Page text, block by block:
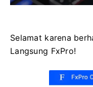
Selamat karena
Langsung FxPro!